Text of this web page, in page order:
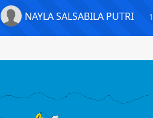
NAYLA SALSABILA PUTRI